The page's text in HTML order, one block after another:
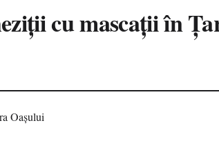
cu mascații în